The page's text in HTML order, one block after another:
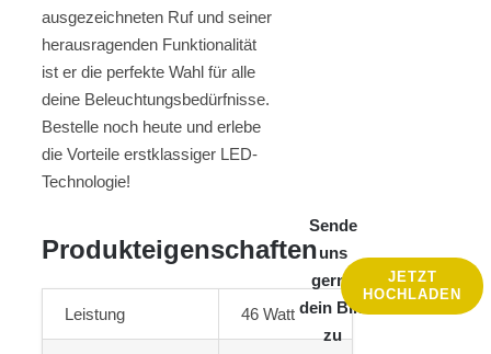
ausgezeichneten Ruf und seiner
herausragenden Funktionalität
ist er die perfekte Wahl für alle
deine Beleuchtungsbedürfnisse.
Bestelle noch heute und erlebe
die Vorteile erstklassiger LED-
Technologie!
Produkteigenschaften
Leistung 46 Watt
Sende
uns
gerne
dein Bild
zu
JETZT
HOCHLADEN